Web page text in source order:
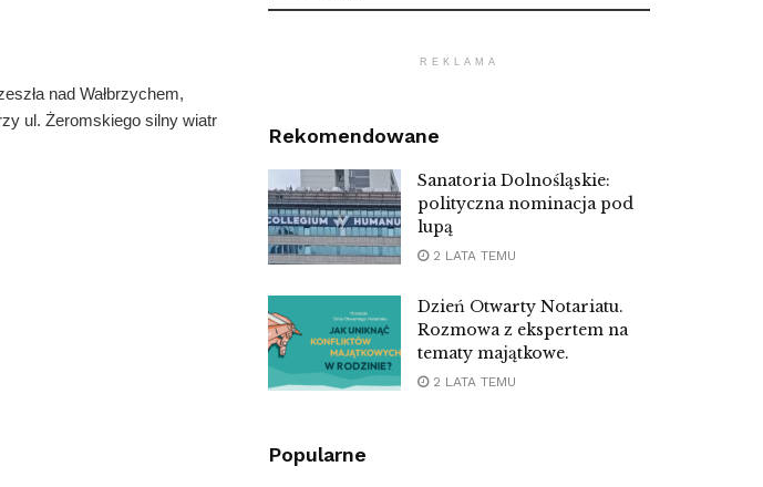
nad Wałbrzychem,
ul. Żeromskiego silny wiatr
REKLAMA
Rekomendowane
Sanatoria Dolnośląskie:
polityczna nominacja pod
lupą
2 LATA TEMU
Dzień Otwarty Notariatu.
Rozmowa z ekspertem na
tematy majątkowe.
2 LATA TEMU
Popularne